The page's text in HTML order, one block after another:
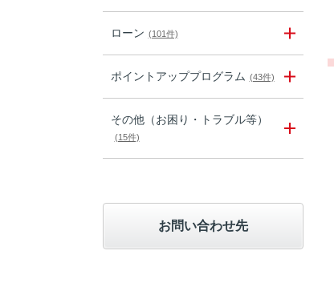
ローン (101件)
ポイントアッププログラム (43件)
その他（お困り・トラブル等）
(15件)
お問い合わせ先